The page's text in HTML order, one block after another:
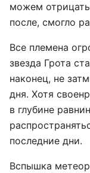
можем
после, смогло
Все племена
звезда Грота
наконец, не
дня. Хотя
в глубине
последние дни.
Вспышка